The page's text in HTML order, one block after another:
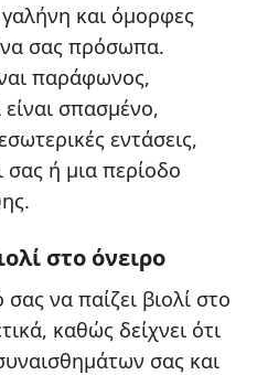
γαλήνη και όμορφες
σας πρόσωπα.
παράφωνος,
σπασμένο,
εντάσεις,
σας ή μια περίοδο
στο όνειρο
να παίζει βιολί στο
καθώς δείχνει ότι
σας και